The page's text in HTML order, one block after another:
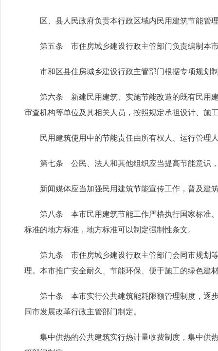
区、县人民政府负责本行政区域内民用建筑节能管
第五条 市住房城乡建设行政主管部门负责编制本市
市和区县住房城乡建设行政主管部门根据专项规划
第六条 新建民用建筑、实施节能改造的既有民用建
审查机构等单位及其相关人员，按照规定承担设计、施
民用建筑使用中的节能责任由所有权人、运行管理人
第七条 公民、法人和其他组织应当提高节能意识，
新闻媒体应当加强民用建筑节能宣传工作，普及建
第八条 本市民用建筑节能工作严格执行国家标准、
标准的地方标准，地方标准可以制定强制性条文。
第九条 市住房城乡建设行政主管部门会同市规划等
理。本市推广安全耐久、节能环保、便于施工的绿色建
第十条 本市实行公共建筑能耗限额管理制度，逐步
同市发展改革行政主管部门制定。
集中供热的公共建筑实行热计量收费制度，集中供热